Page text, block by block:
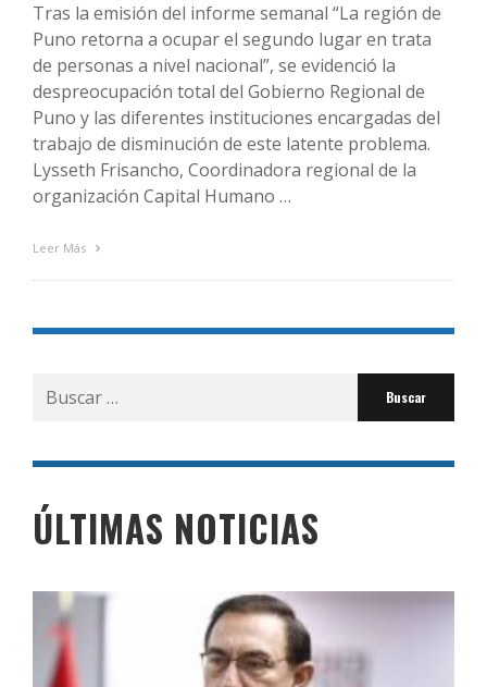
Tras la emisión del informe semanal “La región de
Puno retorna a ocupar el segundo lugar en trata
de personas a nivel nacional”, se evidenció la
despreocupación total del Gobierno Regional de
Puno y las diferentes instituciones encargadas del
trabajo de disminución de este latente problema.
Lysseth Frisancho, Coordinadora regional de la
organización Capital Humano …
Leer Más
Buscar
por:
ÚLTIMAS NOTICIAS